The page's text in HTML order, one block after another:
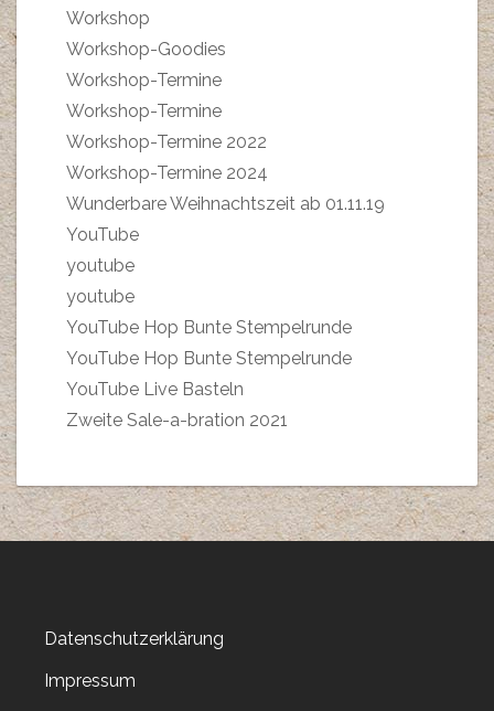
Workshop
Workshop-Goodies
Workshop-Termine
Workshop-Termine
Workshop-Termine 2022
Workshop-Termine 2024
Wunderbare Weihnachtszeit ab 01.11.19
YouTube
youtube
youtube
YouTube Hop Bunte Stempelrunde
YouTube Hop Bunte Stempelrunde
YouTube Live Basteln
Zweite Sale-a-bration 2021
Datenschutzerklärung
Impressum